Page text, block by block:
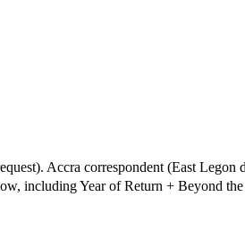
Accra correspondent (East Legon
including Year of Return + Beyond